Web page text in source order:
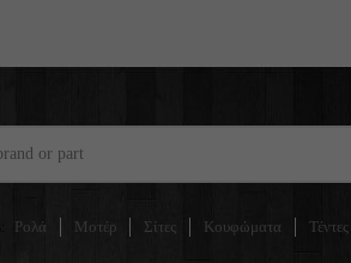
Ρολά Μοτέρ Σίτες Κουφώματα Τέντες